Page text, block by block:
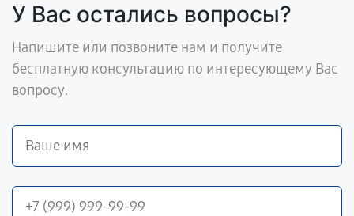
У Вас остались вопросы?
Напишите или позвоните нам и получите
бесплатную консультацию по интересующему Вас
вопросу.